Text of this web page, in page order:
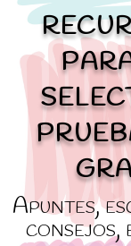
Apuntes,
consejos,